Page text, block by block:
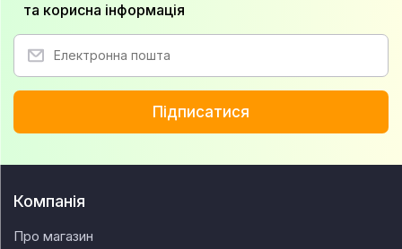
та корисна інформація
Підписатися
Компанія
Про магазин